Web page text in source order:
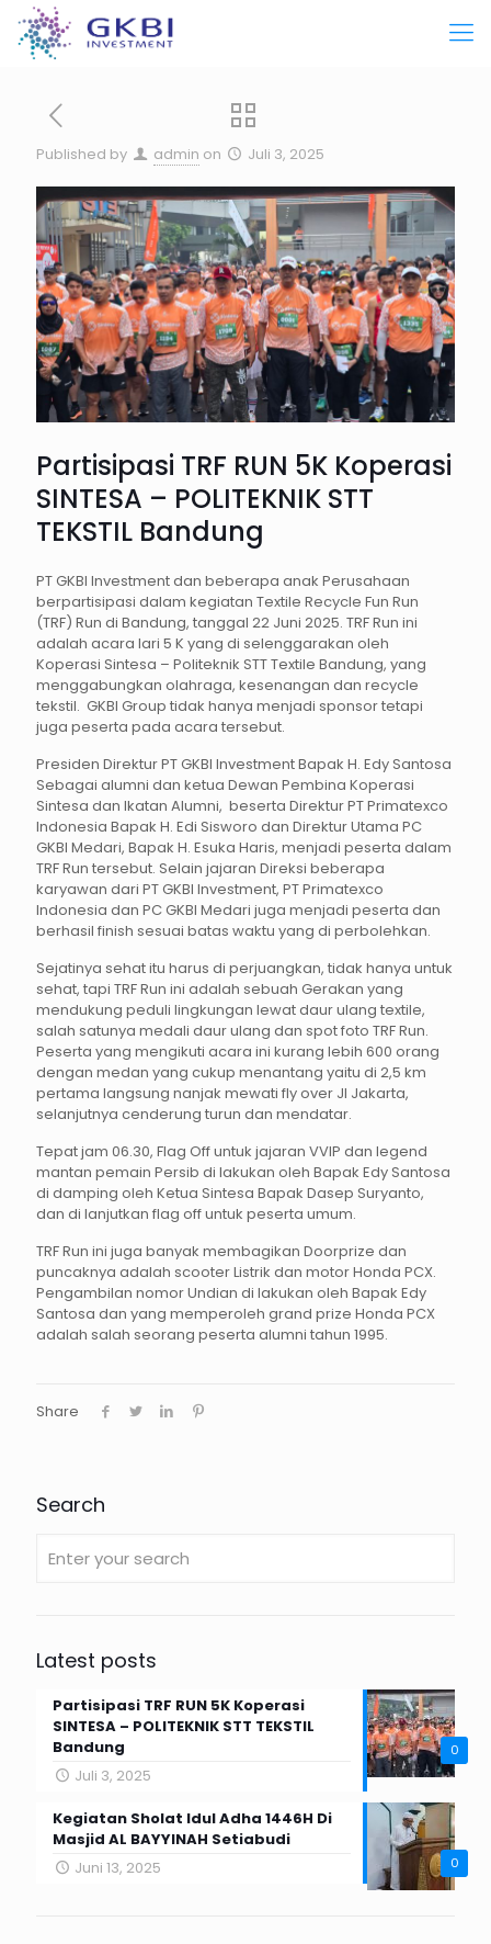
Published by admin on Juli 3, 2025
Partisipasi TRF RUN 5K Koperasi
SINTESA – POLITEKNIK STT
TEKSTIL Bandung
PT GKBI Investment dan beberapa anak Perusahaan
berpartisipasi dalam kegiatan Textile Recycle Fun Run
(TRF) Run di Bandung, tanggal 22 Juni 2025. TRF Run ini
adalah acara lari 5 K yang di selenggarakan oleh
Koperasi Sintesa – Politeknik STT Textile Bandung, yang
menggabungkan olahraga, kesenangan dan recycle
tekstil. GKBI Group tidak hanya menjadi sponsor tetapi
juga peserta pada acara tersebut.
Presiden Direktur PT GKBI Investment Bapak H. Edy Santosa
Sebagai alumni dan ketua Dewan Pembina Koperasi
Sintesa dan Ikatan Alumni, beserta Direktur PT Primatexco
Indonesia Bapak H. Edi Sisworo dan Direktur Utama PC
GKBI Medari, Bapak H. Esuka Haris, menjadi peserta dalam
TRF Run tersebut. Selain jajaran Direksi beberapa
karyawan dari PT GKBI Investment, PT Primatexco
Indonesia dan PC GKBI Medari juga menjadi peserta dan
berhasil finish sesuai batas waktu yang di perbolehkan.
Sejatinya sehat itu harus di perjuangkan, tidak hanya untuk
sehat, tapi TRF Run ini adalah sebuah Gerakan yang
mendukung peduli lingkungan lewat daur ulang textile,
salah satunya medali daur ulang dan spot foto TRF Run.
Peserta yang mengikuti acara ini kurang lebih 600 orang
dengan medan yang cukup menantang yaitu di 2,5 km
pertama langsung nanjak mewati fly over Jl Jakarta,
selanjutnya cenderung turun dan mendatar.
Tepat jam 06.30, Flag Off untuk jajaran VVIP dan legend
mantan pemain Persib di lakukan oleh Bapak Edy Santosa
di damping oleh Ketua Sintesa Bapak Dasep Suryanto,
dan di lanjutkan flag off untuk peserta umum.
TRF Run ini juga banyak membagikan Doorprize dan
puncaknya adalah scooter Listrik dan motor Honda PCX.
Pengambilan nomor Undian di lakukan oleh Bapak Edy
Santosa dan yang memperoleh grand prize Honda PCX
adalah salah seorang peserta alumni tahun 1995.
Share
Search
Latest posts
0
Partisipasi TRF RUN 5K Koperasi
SINTESA – POLITEKNIK STT TEKSTIL
Bandung
Juli 3, 2025
0
Kegiatan Sholat Idul Adha 1446H Di
Masjid AL BAYYINAH Setiabudi
Juni 13, 2025